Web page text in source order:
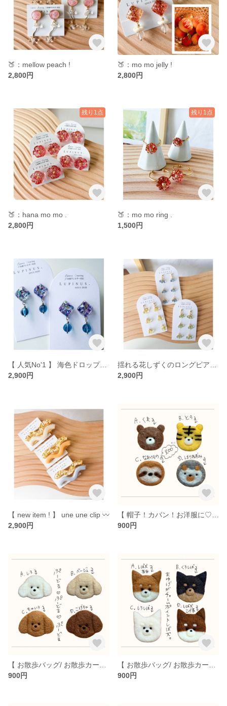
🍑：mellow peach !
2,800円
🍑：mo mo jelly !
2,800円
残り1点
🍑：hana mo mo .
2,800円
残り1点
🍑：mo mo ring .
1,500円
【 人気No'1 】 海色ドロップ🏝️ガラス/レジン/海/プール/夏/ブルー/水色/ピアス/イヤリング
2,900円
2,900円
【 new item ! 】 une une clip 〰️
2,900円
900円
900円
900円